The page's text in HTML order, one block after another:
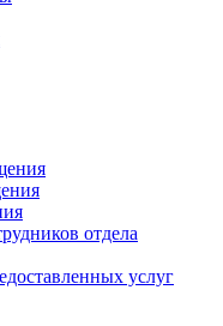
отдела
услуг